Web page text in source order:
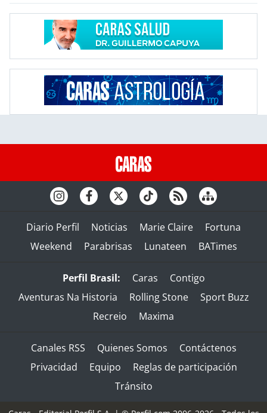
Diario Perfil Noticias Marie Claire
Fortuna
Weekend
Parabrisas Lunateen BATimes
Perfil Brasil: Caras
Contigo
Aventuras Na Historia
Rolling Stone
Sport Buzz
Recreio
Maxima
Canales RSS Quienes Somos
Contáctenos
Privacidad
Equipo
Reglas de participación
Tránsito